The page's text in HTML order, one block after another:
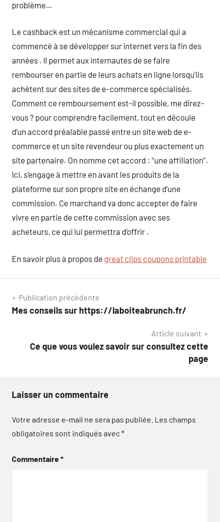
problème…
Le cashback est un mécanisme commercial qui a
commencé à se développer sur internet vers la fin des
années . Il permet aux internautes de se faire
rembourser en partie de leurs achats en ligne lorsqu’ils
achètent sur des sites de e-commerce spécialisés.
Comment ce remboursement est-il possible, me direz-
vous ? pour comprendre facilement, tout en découle
d’un accord préalable passé entre un site web de e-
commerce et un site revendeur ou plus exactement un
site partenaire. On nomme cet accord : “une affiliation”.
Ici, s’engage à mettre en avant les produits de la
plateforme sur son propre site en échange d’une
commission. Ce marchand va donc accepter de faire
vivre en partie de cette commission avec ses
acheteurs, ce qui lui permettra d’offrir .
En savoir plus à propos de great clips coupons printable
Navigation
de
Publication précédente
Mes conseils sur https://laboiteabrunch.fr/
Article suivant
Ce que vous voulez savoir sur consultez cette
page
Laisser un commentaire
Votre adresse e-mail ne sera pas publiée. Les champs
obligatoires sont indiqués avec*
Commentaire*